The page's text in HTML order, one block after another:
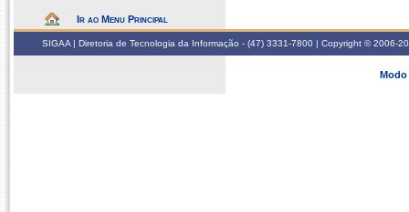
Ir ao Menu Principal
SIGAA | Diretoria de Tecnologia da Informação - (47) 3331-7800 | Copyright © 2006-
Modo